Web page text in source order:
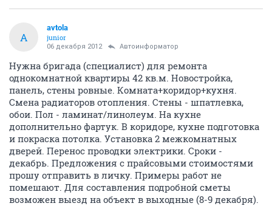
A
avtola
junior
06 декабря 2012 Автоинформатор
Нужна бригада (специалист) для ремонта
однокомнатной квартиры 42 кв.м. Новостройка,
панель, стены ровные. Комната+коридор+кухня.
Смена радиаторов отопления. Стены - шпатлевка,
обои. Пол - ламинат/линолеум. На кухне
дополнительно фартук. В коридоре, кухне подготовка
и покраска потолка. Установка 2 межкомнатных
дверей. Перенос проводки электрики. Сроки -
декабрь. Предложения с прайсовыми стоимостями
прошу отправить в личку. Примеры работ не
помешают. Для составления подробной сметы
возможен выезд на объект в выходные (8-9 декабря).